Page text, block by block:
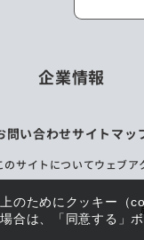
のためにクッキー（
合は、「同意する」
企業情報
問い合わせサイトマッ
のサイトについてウェブア